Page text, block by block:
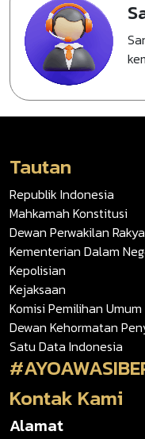
Tautan
Republik Indonesia
Mahkamah Konstitusi
Dewan Perwakilan
Kementerian Dalam
Kepolisian
Kejaksaan
Komisi Pemilihan Umum
Dewan Kehormatan
Satu Data Indonesia
Kontak Kami
Alamat